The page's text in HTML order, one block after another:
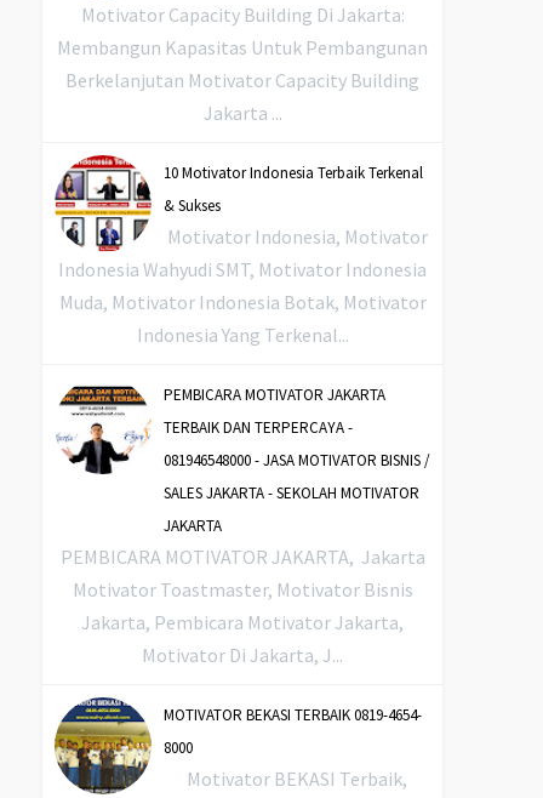
Motivator Capacity Building Di Jakarta:
Membangun Kapasitas Untuk Pembangunan
Berkelanjutan Motivator Capacity Building
Jakarta ...
10 Motivator Indonesia Terbaik Terkenal
& Sukses
Motivator Indonesia, Motivator
Indonesia Wahyudi SMT, Motivator Indonesia
Muda, Motivator Indonesia Botak, Motivator
Indonesia Yang Terkenal...
PEMBICARA MOTIVATOR JAKARTA
TERBAIK DAN TERPERCAYA -
081946548000 - JASA MOTIVATOR BISNIS /
SALES JAKARTA - SEKOLAH MOTIVATOR
JAKARTA
PEMBICARA MOTIVATOR JAKARTA, Jakarta
Motivator Toastmaster, Motivator Bisnis
Jakarta, Pembicara Motivator Jakarta,
Motivator Di Jakarta, J...
MOTIVATOR BEKASI TERBAIK 0819-4654-
8000
Motivator BEKASI Terbaik,